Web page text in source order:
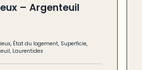
– Argenteuil
, État du logement, Superficie,
, Laurentides